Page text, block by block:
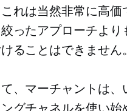
れは当然非常に高価
ったアプローチより
ることはできません。
、マーチャントは、
グチャネルを使い始